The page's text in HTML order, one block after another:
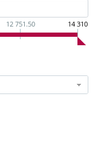
12 751.50 14 310